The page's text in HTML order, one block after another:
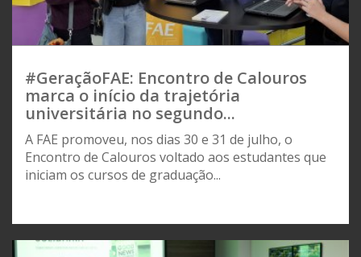
#GeraçãoFAE: Encontro de Calouros
marca o início da trajetória
universitária no segundo...
A FAE promoveu, nos dias 30 e 31 de julho, o
Encontro de Calouros voltado aos estudantes que
iniciam os cursos de graduação...